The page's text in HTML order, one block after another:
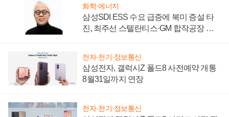
화학·에너지
삼성SDI ESS 수요 급증에 북미 증설 타
진, 최주선 스텔란티스·GM 합작공장 건
전자·전기·정보통신
삼성전자, 갤럭시Z 폴드8 사전예약 개통
8월31일까지 연장
전자·전기·정보통신